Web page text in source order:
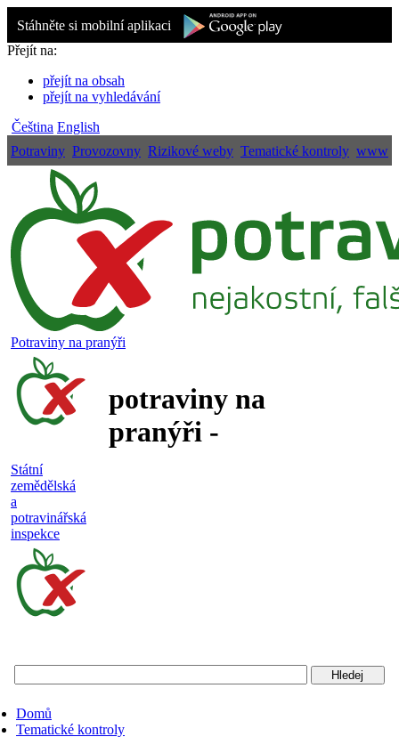
Stáhněte si mobilní aplikaci
Přejít na:
přejít na obsah
přejít na vyhledávání
Čeština English
Potraviny Provozovny Rizikové weby Tematické kontroly www
Potraviny na pranýři
potraviny na
pranýři -
Státní
zemědělská
a
potravinářská
inspekce
potravinářská
inspekce
Domů
Tematické kontroly